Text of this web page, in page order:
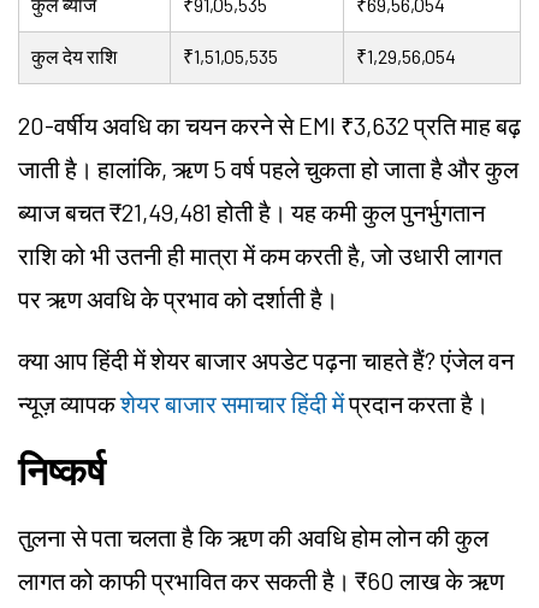
कुल देय राशि ₹1,51,05,535 ₹1,29,56,054
20-वर्षीय अवधि का चयन करने से EMI ₹3,632 प्रति माह बढ़
जाती है। हालांकि, ऋण 5 वर्ष पहले चुकता हो जाता है और कुल
ब्याज बचत ₹21,49,481 होती है। यह कमी कुल पुनर्भुगतान
राशि को भी उतनी ही मात्रा में कम करती है, जो उधारी लागत
पर ऋण अवधि के प्रभाव को दर्शाती है।
क्या आप हिंदी में शेयर बाजार अपडेट पढ़ना चाहते हैं? एंजेल वन
न्यूज़ व्यापकशेयर बाजार समाचार हिंदी मेंप्रदान करता है।
निष्कर्ष
तुलना से पता चलता है कि ऋण की अवधि होम लोन की कुल
लागत को काफी प्रभावित कर सकती है। ₹60 लाख के ऋण